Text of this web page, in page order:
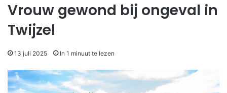
Vrouw gewond bij ongeval in
Twijzel
13 juli 2025 In 1 minuut te lezen